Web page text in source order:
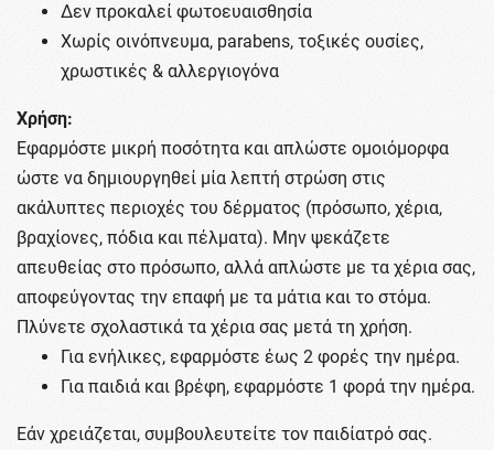
Δεν προκαλεί φωτοευαισθησία
Χωρίς οινόπνευμα, parabens, τοξικές ουσίες,
χρωστικές & αλλεργιογόνα
Χρήση:
Εφαρμόστε μικρή ποσότητα και απλώστε ομοιόμορφα
ώστε να δημιουργηθεί μία λεπτή στρώση στις
ακάλυπτες περιοχές του δέρματος (πρόσωπο, χέρια,
βραχίονες, πόδια και πέλματα). Μην ψεκάζετε
απευθείας στο πρόσωπο, αλλά απλώστε με τα χέρια σας,
αποφεύγοντας την επαφή με τα μάτια και το στόμα.
Πλύνετε σχολαστικά τα χέρια σας μετά τη χρήση.
Για ενήλικες, εφαρμόστε έως 2 φορές την ημέρα.
Για παιδιά και βρέφη, εφαρμόστε 1 φορά την ημέρα.
Εάν χρειάζεται, συμβουλευτείτε τον παιδίατρό σας.